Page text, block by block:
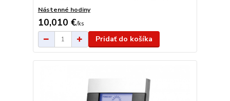
Nástenné hodiny
10,010 €/ks
Pridať do košíka